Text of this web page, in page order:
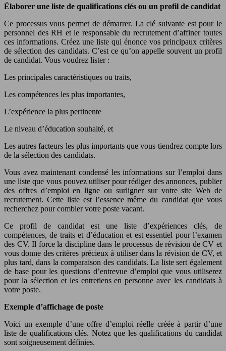
Élaborer une liste de qualifications clés ou un profil de candidat
Ce processus vous permet de démarrer. La clé suivante est pour le
personnel des RH et le responsable du recrutement d’affiner toutes
ces informations. Créez une liste qui énonce vos principaux critères
de sélection des candidats. C’est ce qu’on appelle souvent un profil
de candidat. Vous voudrez lister :
Les principales caractéristiques ou traits,
Les compétences les plus importantes,
L’expérience la plus pertinente
Le niveau d’éducation souhaité, et
Les autres facteurs les plus importants que vous tiendrez compte lors
de la sélection des candidats.
Vous avez maintenant condensé les informations sur l’emploi dans
une liste que vous pouvez utiliser pour rédiger des annonces, publier
des offres d’emploi en ligne ou surligner sur votre site Web de
recrutement. Cette liste est l’essence même du candidat que vous
recherchez pour combler votre poste vacant.
Ce profil de candidat est une liste d’expériences clés, de
compétences, de traits et d’éducation et est essentiel pour l’examen
des CV. Il force la discipline dans le processus de révision de CV et
vous donne des critères précieux à utiliser dans la révision de CV, et
plus tard, dans la comparaison des candidats. La liste sert également
de base pour les questions d’entrevue d’emploi que vous utiliserez
pour la sélection et les entretiens en personne avec les candidats à
votre poste.
Exemple d’affichage de poste
Voici un exemple d’une offre d’emploi réelle créée à partir d’une
liste de qualifications clés. Notez que les qualifications du candidat
sont soigneusement définies.